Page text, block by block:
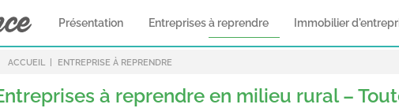
Présentation Entreprises à reprendre Immobilier
ACCUEIL ENTREPRISE À REPRENDRE
à reprendre en milieu rural –